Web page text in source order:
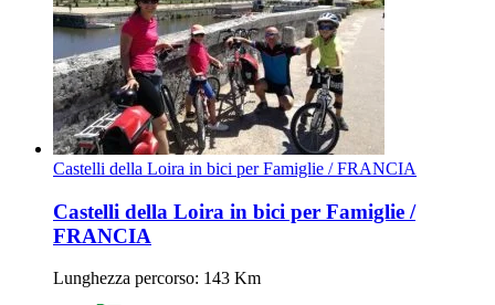
Castelli della Loira in bici per Famiglie / FRANCIA
Castelli della Loira in bici per Famiglie /
FRANCIA
Lunghezza percorso: 143 Km